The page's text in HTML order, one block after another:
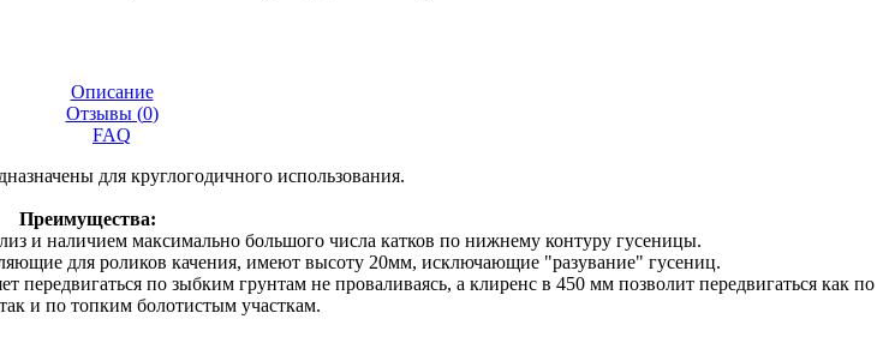
Описание
Отзывы (0)
FAQ
для круглогодичного использования.
Преимущества:
и наличием максимально большого числа катков по нижнему контуру гусеницы.
для роликов качения, имеют высоту 20мм, исключающие "разувание" гусениц.
передвигаться по зыбким грунтам не проваливаясь, а клиренс в 450 мм позволит передвигаться как по
и по топким болотистым участкам.